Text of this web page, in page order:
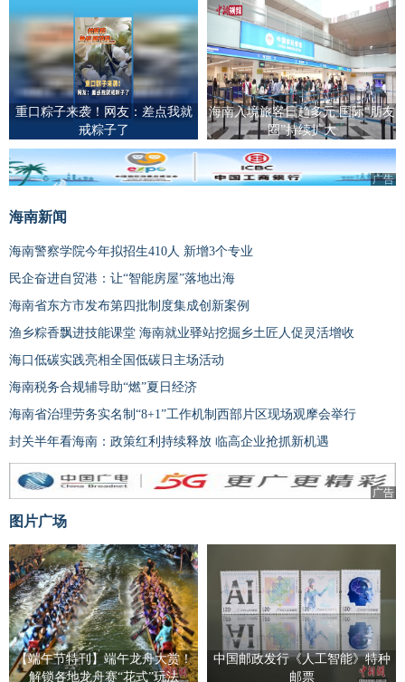
重口粽子来袭！网友：差点我就
戒粽子了
海南入境旅客日趋多元 国际“朋友
圈”持续扩大
广告
海南新闻
海南警察学院今年拟招生410人 新增3个专业
民企奋进自贸港：让“智能房屋”落地出海
海南省东方市发布第四批制度集成创新案例
渔乡粽香飘进技能课堂 海南就业驿站挖掘乡土匠人促灵活增收
海口低碳实践亮相全国低碳日主场活动
海南税务合规辅导助“燃”夏日经济
海南省治理劳务实名制“8+1”工作机制西部片区现场观摩会举行
封关半年看海南：政策红利持续释放 临高企业抢抓新机遇
广告
图片广场
【端午节特刊】端午龙舟大赏！
解锁各地龙舟赛“花式”玩法
中国邮政发行《人工智能》特种
邮票